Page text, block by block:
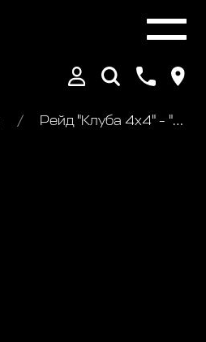
Рейд "Клуба 4х4" - "Радонежье"